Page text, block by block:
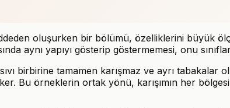
oluşurken bir bölümü, özelliklerini büyük
aynı yapıyı gösterip göstermemesi, onu
birbirine tamamen karışmaz ve ayrı tabakalar
Bu örneklerin ortak yönü, karışımın her